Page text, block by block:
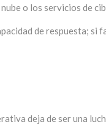
o los servicios de
de respuesta; si
deja de ser una